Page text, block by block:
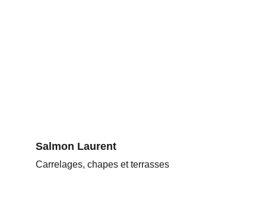
Salmon Laurent
Carrelages, chapes et terrasses